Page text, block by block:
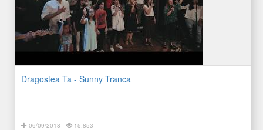
Dragostea Ta - Sunny Tranca
06/09/2018 15.853